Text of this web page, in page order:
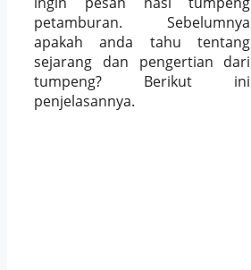
petamburan. Sebelumnya
apakah anda tahu tentang
sejarang dan pengertian dari
tumpeng? Berikut ini
penjelasannya.